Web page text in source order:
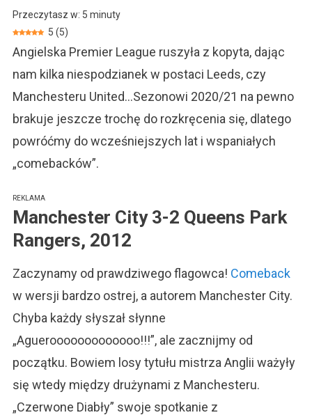
–
Przeczytasz w: 5 minuty
5 (5)
Angielska Premier League ruszyła z kopyta, dając
nam kilka niespodzianek w postaci Leeds, czy
Manchesteru United…Sezonowi 2020/21 na pewno
brakuje jeszcze trochę do rozkręcenia się, dlatego
powróćmy do wcześniejszych lat i wspaniałych
„comebacków”.
REKLAMA
Manchester City 3-2 Queens Park
Rangers, 2012
Zaczynamy od prawdziwego flagowca! Comeback
w wersji bardzo ostrej, a autorem Manchester City.
Chyba każdy słyszał słynne
„Aguerooooooooooooo!!!”, ale zacznijmy od
początku. Bowiem losy tytułu mistrza Anglii ważyły
się wtedy między drużynami z Manchesteru.
„Czerwone Diabły” swoje spotkanie z